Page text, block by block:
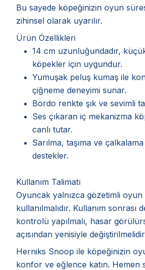
Bu sayede köpeğinizin oyun
zihinsel olarak uyarılır.
Ürün Özellikleri
14 cm uzunluğundadır,
köpekler için uygundur.
Yumuşak peluş kumaş ile
çiğneme deneyimi sunar.
Bordo renkte şık ve sevimli
Ses çıkaran iç mekanizma
canlı tutar.
Sarılma, taşıma ve çalkalama
destekler.
Kullanım Talimatı
Oyuncak yalnızca gözetimli oyun
kullanılmalıdır. Kullanım sonrası
kontrolü yapılmalı, hasar
açısından yenisiyle
Herniks Snoop ile köpeğinizin
konfor ve eğlence katın. Hemen